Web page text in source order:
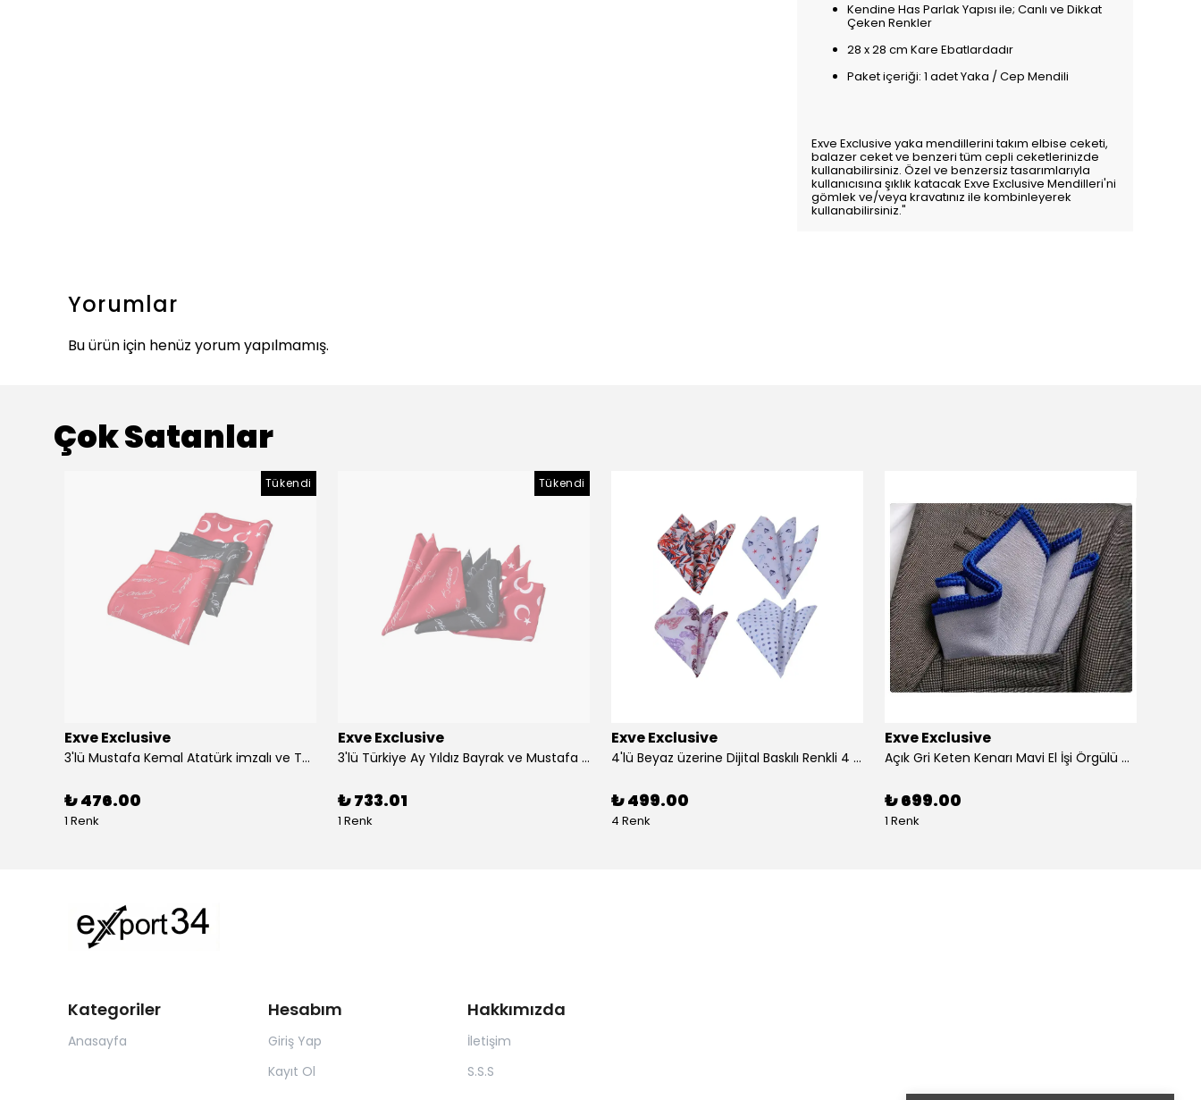
Kendine Has Parlak Yapısı ile; Canlı ve Dikkat
Çeken Renkler
28 x 28 cm Kare Ebatlardadır
Paket içeriği: 1 adet Yaka / Cep Mendili
Exve Exclusive yaka mendillerini takım elbise ceketi,
balazer ceket ve benzeri tüm cepli ceketlerinizde
kullanabilirsiniz. Özel ve benzersiz tasarımlarıyla
kullanıcısına şıklık katacak Exve Exclusive Mendilleri'ni
gömlek ve/veya kravatınız ile kombinleyerek
kullanabilirsiniz."
Yorumlar
Bu ürün için henüz yorum yapılmamış.
Çok Satanlar
Tükendi
Exve Exclusive
3'lü Mustafa Kemal Atatürk imzalı ve Türkiye Ay Yıldız Bayraklı Kadın Fular Seti
₺ 476.00
1 Renk
Tükendi
Exve Exclusive
3'lü Türkiye Ay Yıldız Bayrak ve Mustafa Kemal Atatürk imzalı Kırmızı Siyah Yaka Mendili Seti
₺ 733.01
1 Renk
Exve Exclusive
4'lü Beyaz üzerine Dijital Baskılı Renkli 4 in 1 Cep Yaka Mendil Seti
₺ 499.00
4 Renk
Exve Exclusive
Açık Gri Keten Kenarı Mavi El İşi Örgülü Cep Aksesuarı Yaka Mendili
₺ 699.00
1 Renk
Kategoriler
Anasayfa
Hesabım
Giriş Yap
Kayıt Ol
Hakkımızda
İletişim
S.S.S